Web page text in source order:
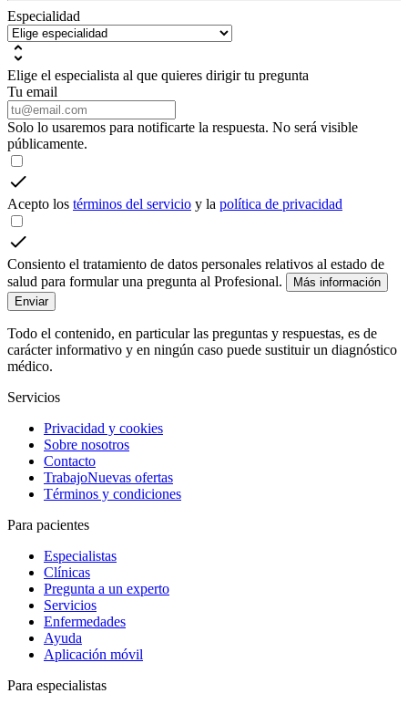
Especialidad
Elige el especialista al que quieres dirigir tu pregunta
Tu email
Solo lo usaremos para notificarte la respuesta. No será visible
públicamente.
Acepto los términos del servicio y la política de privacidad
Consiento el tratamiento de datos personales relativos al estado de
salud para formular una pregunta al Profesional.
Más información
Enviar
Todo el contenido, en particular las preguntas y respuestas, es de
carácter informativo y en ningún caso puede sustituir un diagnóstico
médico.
Servicios
Privacidad y cookies
Sobre nosotros
Contacto
TrabajoNuevas ofertas
Términos y condiciones
Para pacientes
Especialistas
Clínicas
Pregunta a un experto
Servicios
Enfermedades
Ayuda
Aplicación móvil
Para especialistas